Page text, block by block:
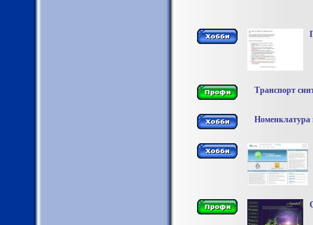
Транспорт
Номенклатура